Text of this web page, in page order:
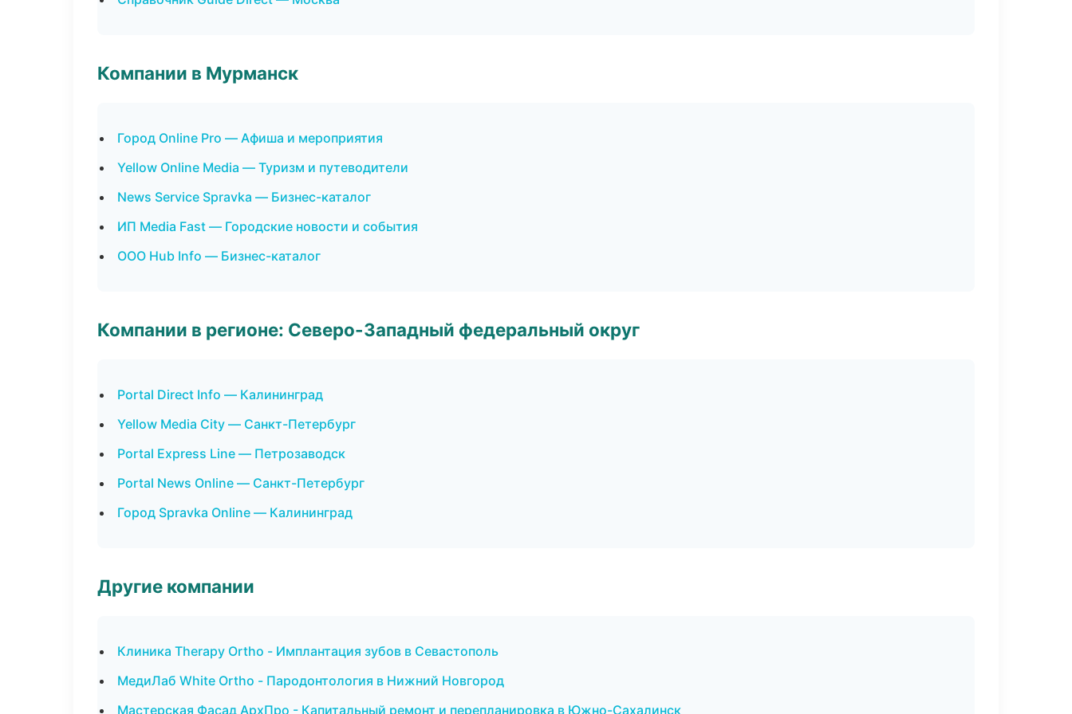
Компании в Мурманск
Город Online Pro — Афиша и мероприятия
Yellow Online Media — Туризм и путеводители
News Service Spravka — Бизнес-каталог
ИП Media Fast — Городские новости и события
ООО Hub Info — Бизнес-каталог
Компании в регионе: Северо-Западный федеральный округ
Portal Direct Info — Калининград
Yellow Media City — Санкт-Петербург
Portal Express Line — Петрозаводск
Portal News Online — Санкт-Петербург
Город Spravka Online — Калининград
Другие компании
Клиника Therapy Ortho - Имплантация зубов в Севастополь
МедиЛаб White Ortho - Пародонтология в Нижний Новгород
Мастерская Фасад АрхПро - Капитальный ремонт и перепланировка в Южно-Сахалинск